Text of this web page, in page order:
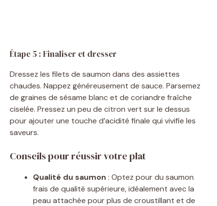
Étape 5 : Finaliser et dresser
Dressez les filets de saumon dans des assiettes
chaudes. Nappez généreusement de sauce. Parsemez
de graines de sésame blanc et de coriandre fraîche
ciselée. Pressez un peu de citron vert sur le dessus
pour ajouter une touche d’acidité finale qui vivifie les
saveurs.
Conseils pour réussir votre plat
Qualité du saumon : Optez pour du saumon
frais de qualité supérieure, idéalement avec la
peau attachée pour plus de croustillant et de